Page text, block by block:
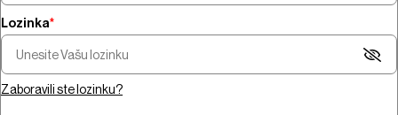
Pregled nedelje - pregovori na
prvi rezultati SpaceX-a
Šta pokreće
bitcoina od 100
jačanje zlata i AI
Lozinka*
Zaboravili ste lozinku?